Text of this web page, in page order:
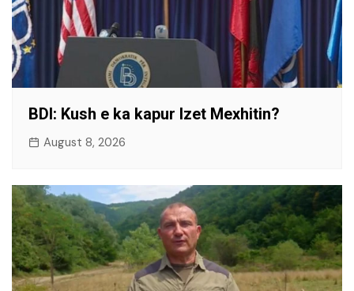
BDI: Kush e ka kapur Izet Mexhitin?
August 8, 2026